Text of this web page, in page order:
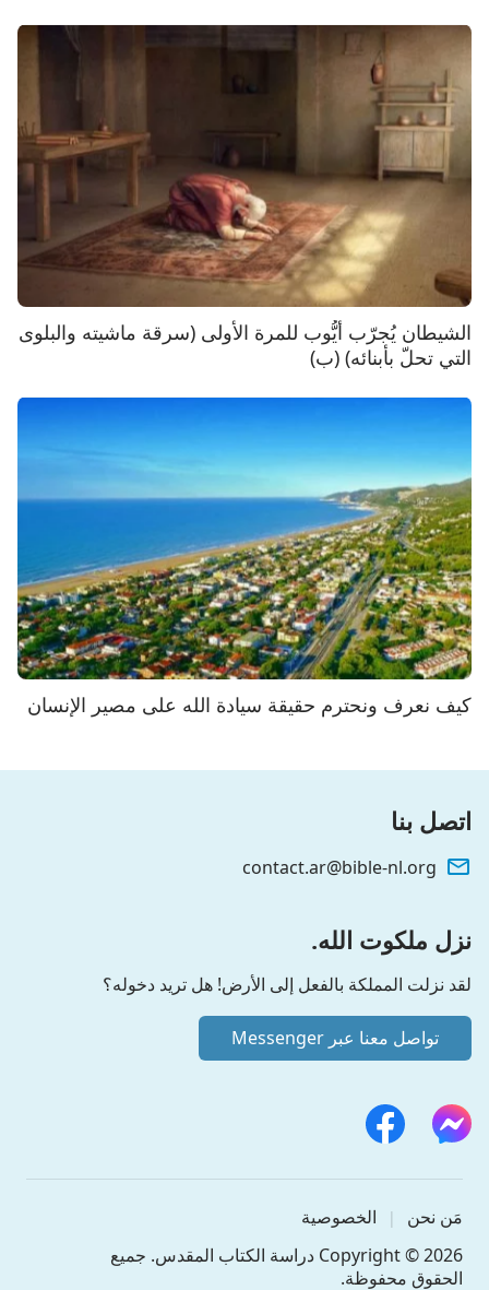
الشيطان يُجرّب أيُّوب للمرة الأولى (سرقة ماشيته والبلوى
التي تحلّ بأبنائه) (ب)
كيف نعرف ونحترم حقيقة سيادة الله على مصير الإنسان
اتصل بنا
contact.ar@bible-nl.org
نزل ملكوت الله.
لقد نزلت المملكة بالفعل إلى الأرض! هل تريد دخوله؟
تواصل معنا عبر Messenger
مَن نحن |
الخصوصية
Copyright © 2026 دراسة الكتاب المقدس. جميع
الحقوق محفوظة.